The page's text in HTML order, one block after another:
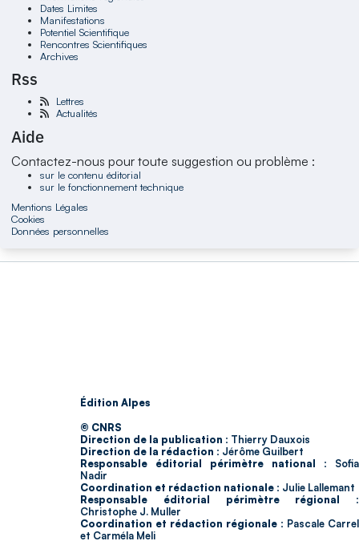
Dates Limites
Manifestations
Potentiel Scientifique
Rencontres Scientifiques
Archives
Rss
Lettres
Actualités
Aide
Contactez-nous pour toute suggestion ou problème :
sur le contenu éditorial
sur le fonctionnement technique
Mentions Légales
Cookies
Données personnelles
Édition Alpes
© CNRS
Direction de la publication : Thierry Dauxois
Direction de la rédaction : Jérôme Guilbert
Responsable éditorial périmètre national : Sofia
Nadir
Coordination et rédaction nationale : Julie Lallemant
Responsable éditorial périmètre régional :
Christophe J. Muller
Coordination et rédaction régionale : Pascale Carrel
et Carméla Meli